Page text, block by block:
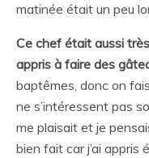
matinée était un peu
Ce chef était aussi
appris à faire des
baptêmes, donc on
ne s’intéressent pas
me plaisait et je
bien fait car j’ai appris